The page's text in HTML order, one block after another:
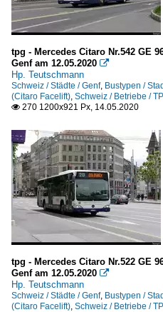
tpg - Mercedes Citaro Nr.542 GE
Genf am 12.05.2020 
Hp. Teutschmann
Schweiz / Städte / Genf, Bustypen /
(Citaro Facelift), Schweiz / Betriebe /
 270 1200x921 Px, 14.05.2020
tpg - Mercedes Citaro Nr.522 GE
Genf am 12.05.2020 
Hp. Teutschmann
Schweiz / Städte / Genf, Bustypen /
(Citaro Facelift), Schweiz / Betriebe /